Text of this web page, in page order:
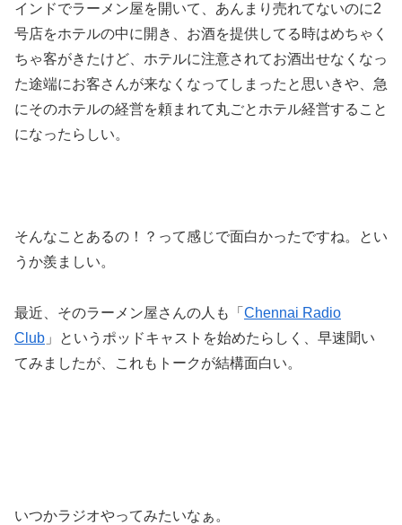
インドでラーメン屋を開いて、あんまり売れてないのに2
号店をホテルの中に開き、お酒を提供してる時はめちゃく
ちゃ客がきたけど、ホテルに注意されてお酒出せなくなっ
た途端にお客さんが来なくなってしまったと思いきや、急
にそのホテルの経営を頼まれて丸ごとホテル経営すること
になったらしい。
そんなことあるの！？って感じで面白かったですね。とい
うか羨ましい。
最近、そのラーメン屋さんの人も「 Chennai Radio
Club 」というポッドキャストを始めたらしく、早速聞い
てみましたが、これもトークが結構面白い。
いつかラジオやってみたいなぁ。